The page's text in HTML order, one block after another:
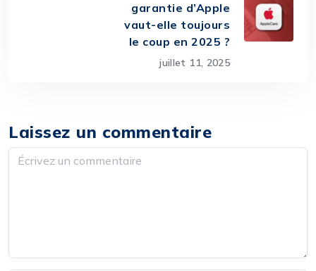
garantie d’Apple
vaut-elle toujours
le coup en 2025 ?
juillet 11, 2025
Laissez un commentaire